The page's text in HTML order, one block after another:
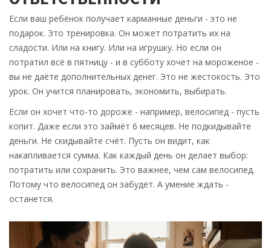
Если ваш ребёнок получает карманные деньги - это не
подарок. Это тренировка. Он может потратить их на
сладости. Или на книгу. Или на игрушку. Но если он
потратил всё в пятницу - и в субботу хочет на мороженое -
вы не даёте дополнительных денег. Это не жестокость. Это
урок. Он учится планировать, экономить, выбирать.
Если он хочет что-то дороже - например, велосипед - пусть
копит. Даже если это займёт 6 месяцев. Не подкидывайте
деньги. Не скидывайте счёт. Пусть он видит, как
накапливается сумма. Как каждый день он делает выбор:
потратить или сохранить. Это важнее, чем сам велосипед.
Потому что велосипед он забудет. А умение ждать -
останется.